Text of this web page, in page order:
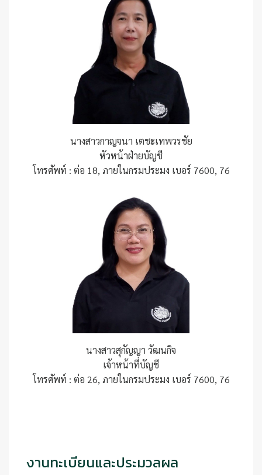
นางสาวกาญจนา เตชะเทพวรชัย
หัวหน้าฝ่ายบัญชี
โทรศัพท์ : ต่อ 18, ภายในกรมประมง เบอร์ 7600, 76
นางสาวสุกัญญา วัฒนกิจ
เจ้าหน้าที่บัญชี
โทรศัพท์ : ต่อ 26, ภายในกรมประมง เบอร์ 7600, 76
งานทะเบียนและประมวลผล